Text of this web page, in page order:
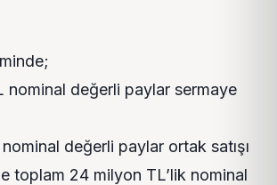
nominal değerli paylar sermaye
değerli paylar ortak satışı
toplam 24 milyon TL’lik nominal